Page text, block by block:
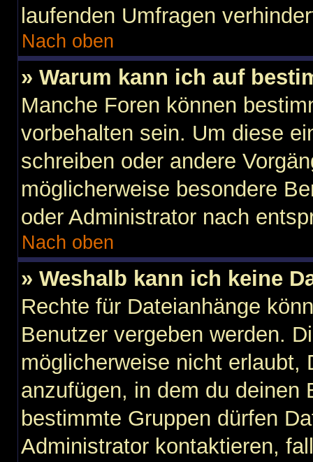
laufenden Umfragen
Nach oben
» Warum kann ich auf
Manche Foren können
vorbehalten sein. Um diese
schreiben oder andere
möglicherweise besondere
oder Administrator nach
Nach oben
» Weshalb kann ich keine
Rechte für Dateianhänge
Benutzer vergeben werden.
möglicherweise nicht erlaubt,
anzufügen, in dem du deinen
bestimmte Gruppen dürfen
Administrator kontaktieren,